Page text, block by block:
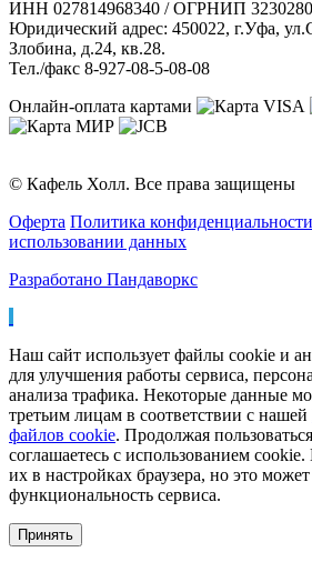
ИНН 027814968340 / ОГРНИП
Юридический адрес: 450022, г.Уфа,
Злобина, д.24, кв.28.
Тел./факс 8-927-08-5-08-08
Онлайн-оплата картами
© Кафель Холл. Все права защищены
Оферта Политика конфиденциальности
использовании данных
Разработано Пандаворкс
Наш сайт использует файлы cookie и
для улучшения работы сервиса,
анализа трафика. Некоторые данные
третьим лицам в соответствии с нашей
файлов cookie. Продолжая
соглашаетесь с использованием
их в настройках браузера, но это
функциональность сервиса.
Принять